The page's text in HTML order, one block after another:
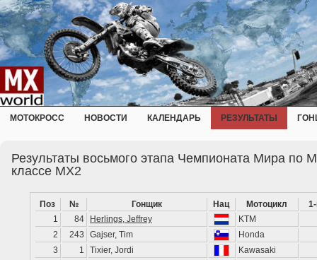
МОТОКРОСС НОВОСТИ КАЛЕНДАРЬ РЕЗУЛЬТАТЫ
Результаты восьмого этапа Чемпионата Мира по
классе MX2
Поз № Гонщик Нац Мотоцикл
1
84 Herlings, Jeffrey
KTM
2
243 Gajser, Tim
Honda
3
1 Tixier, Jordi
Kawasaki